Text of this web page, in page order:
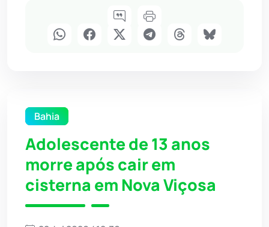
Bahia
Adolescente de 13 anos
morre após cair em
cisterna em Nova Viçosa